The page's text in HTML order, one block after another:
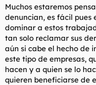
Muchos estaremos
denuncian, es fácil pues
dominar a estos
tan solo reclamar sus
aún si cabe el hecho de
este tipo de empresas,
hacen y a quien se lo
quieren beneficiarse de